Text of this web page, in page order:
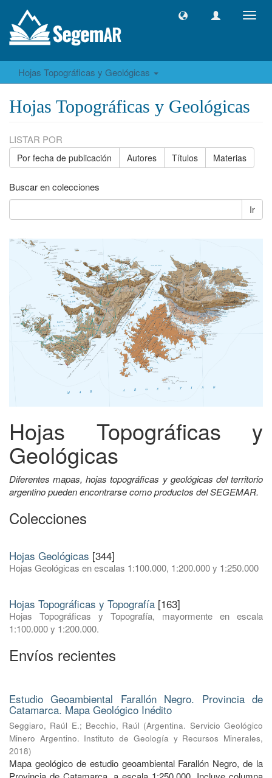
Hojas Topográficas y Geológicas
Hojas Topográficas y Geológicas
LISTAR POR
Por fecha de publicación Autores Títulos Materias
Buscar en colecciones
Ir
Hojas Topográficas y
Geológicas
Diferentes mapas, hojas topográficas y geológicas del territorio
argentino pueden encontrarse como productos del SEGEMAR.
Colecciones
Hojas Geológicas [344]
Hojas Geológicas en escalas 1:100.000, 1:200.000 y 1:250.000
Hojas Topográficas y Topografía [163]
Hojas Topográficas y Topografía, mayormente en escala
1:100.000 y 1:200.000.
Envíos recientes
Estudio Geoambiental Farallón Negro. Provincia de
Catamarca. Mapa Geológico Inédito
Seggiaro, Raúl E.; Becchio, Raúl (Argentina. Servicio Geológico
Minero Argentino. Instituto de Geología y Recursos Minerales,
2018)
Mapa geológico de estudio geoambiental Farallón Negro, de la